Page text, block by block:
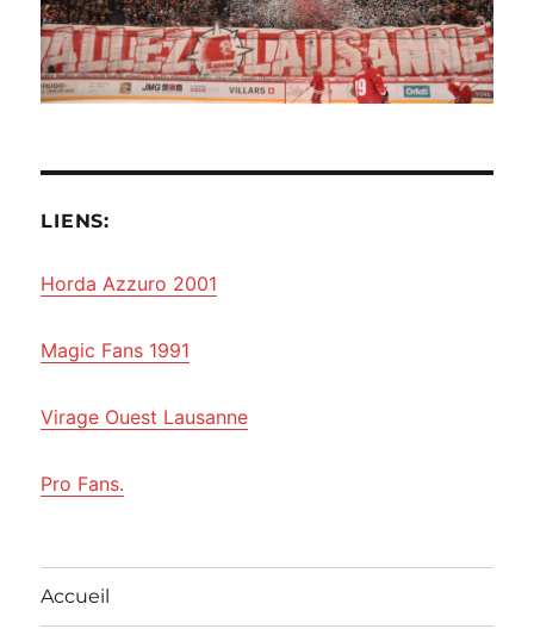
LIENS:
Horda Azzuro 2001
Magic Fans 1991
Virage Ouest Lausanne
Pro Fans.
Accueil